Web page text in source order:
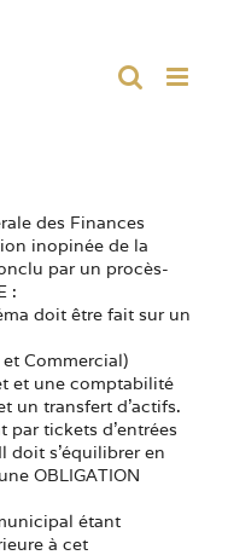
des Finances
inopinée de la
par un procès-
:
doit être fait sur un
Commercial)
et une comptabilité
un transfert d’actifs.
tickets d’entrées
doit s’équilibrer en
OBLIGATION
étant
à cet